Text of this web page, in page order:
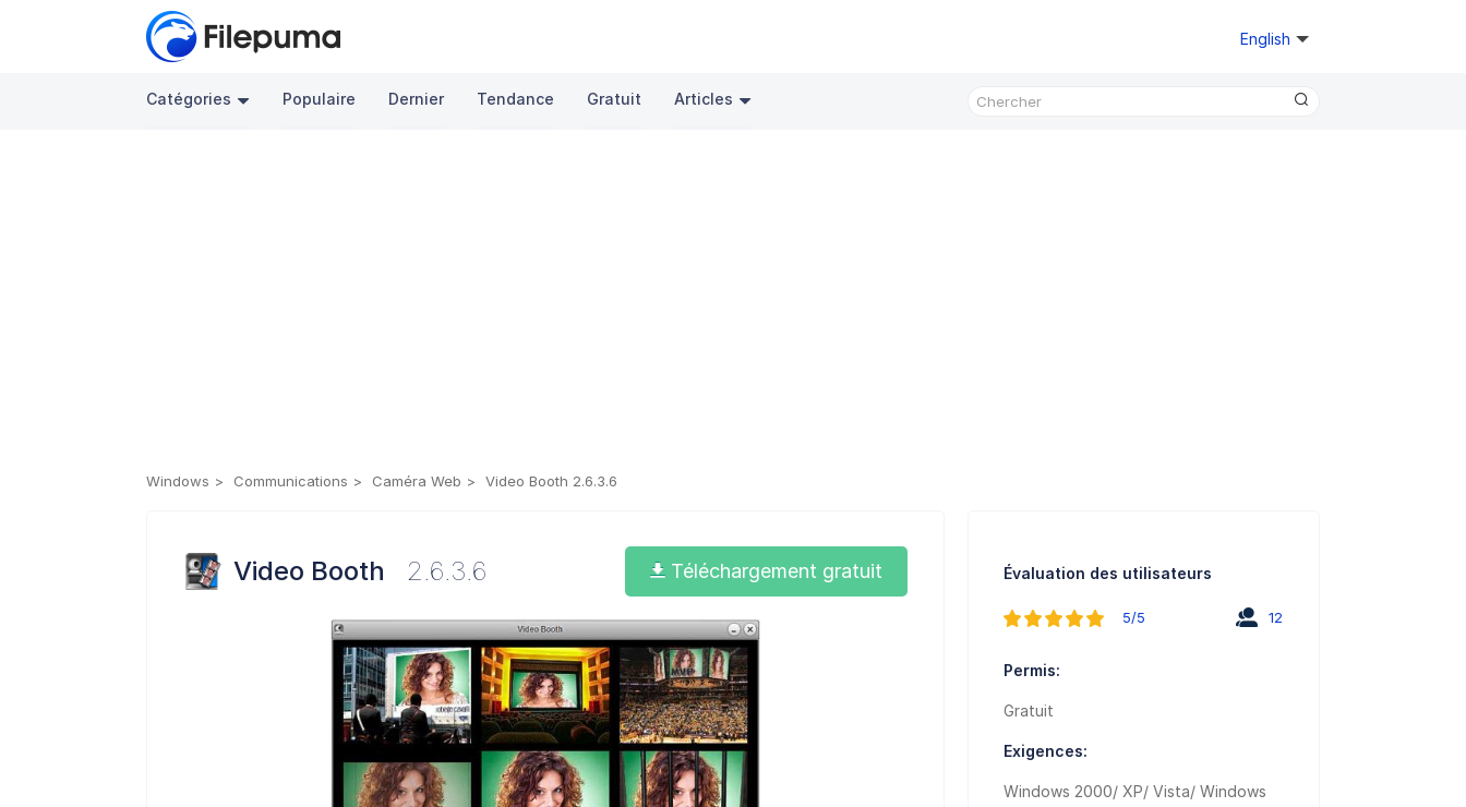
English
Catégories Populaire Dernier Tendance Gratuit Articles
Windows Communications Caméra Web Video Booth 2.6.3.6
Video Booth 2.6.3.6 Téléchargement gratuit Évaluation des utilisateurs
5/5 12
Permis:
Gratuit
Exigences:
Windows 2000/ XP/ Vista/ Windows